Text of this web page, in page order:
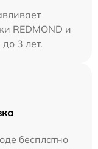
REDMOND и
3 лет.
бесплатно